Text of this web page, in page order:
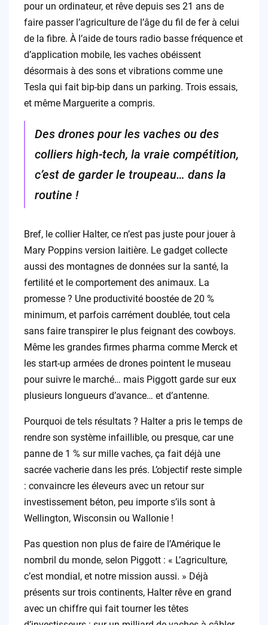
pour un ordinateur, et rêve depuis ses 21 ans de
faire passer l’agriculture de l’âge du fil de fer à celui
de la fibre. À l’aide de tours radio basse fréquence et
d’application mobile, les vaches obéissent
désormais à des sons et vibrations comme une
Tesla qui fait bip-bip dans un parking. Trois essais,
et même Marguerite a compris.
Des drones pour les vaches ou des
colliers high-tech, la vraie compétition,
c’est de garder le troupeau… dans la
routine !
Bref, le collier Halter, ce n’est pas juste pour jouer à
Mary Poppins version laitière. Le gadget collecte
aussi des montagnes de données sur la santé, la
fertilité et le comportement des animaux. La
promesse ? Une productivité boostée de 20 %
minimum, et parfois carrément doublée, tout cela
sans faire transpirer le plus feignant des cowboys.
Même les grandes firmes pharma comme Merck et
les start-up armées de drones pointent le museau
pour suivre le marché… mais Piggott garde sur eux
plusieurs longueurs d’avance… et d’antenne.
Pourquoi de tels résultats ? Halter a pris le temps de
rendre son système infaillible, ou presque, car une
panne de 1 % sur mille vaches, ça fait déjà une
sacrée vacherie dans les prés. L’objectif reste simple
: convaincre les éleveurs avec un retour sur
investissement béton, peu importe s’ils sont à
Wellington, Wisconsin ou Wallonie !
Pas question non plus de faire de l’Amérique le
nombril du monde, selon Piggott : « L’agriculture,
c’est mondial, et notre mission aussi. » Déjà
présents sur trois continents, Halter rêve en grand
avec un chiffre qui fait tourner les têtes